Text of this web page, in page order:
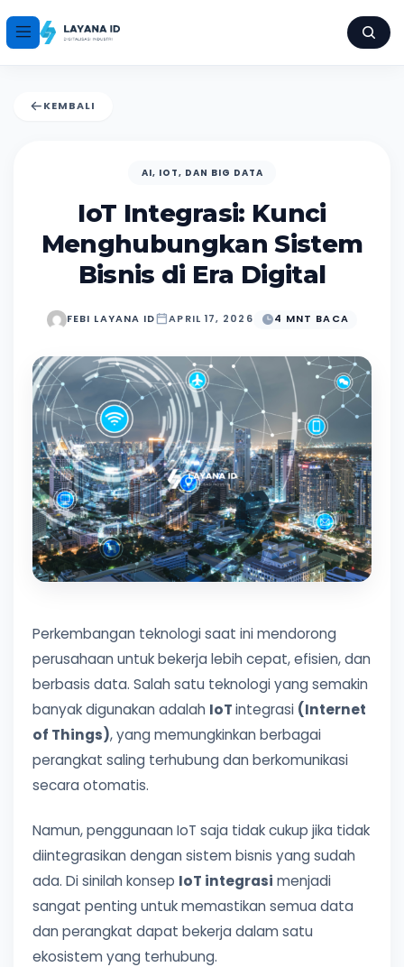
KEMBALI
AI, IOT, DAN BIG DATA
IoT Integrasi: Kunci
Menghubungkan Sistem
Bisnis di Era Digital
FEBI LAYANA ID APRIL 17, 2026 4 MNT BACA
Perkembangan teknologi saat ini mendorong
perusahaan untuk bekerja lebih cepat, efisien, dan
berbasis data. Salah satu teknologi yang semakin
banyak digunakan adalah IoTintegrasi (Internet
of Things), yang memungkinkan berbagai
perangkat saling terhubung dan berkomunikasi
secara otomatis.
Namun, penggunaan IoT saja tidak cukup jika tidak
diintegrasikan dengan sistem bisnis yang sudah
ada. Di sinilah konsep IoT integrasi menjadi
sangat penting untuk memastikan semua data
dan perangkat dapat bekerja dalam satu
ekosistem yang terhubung.